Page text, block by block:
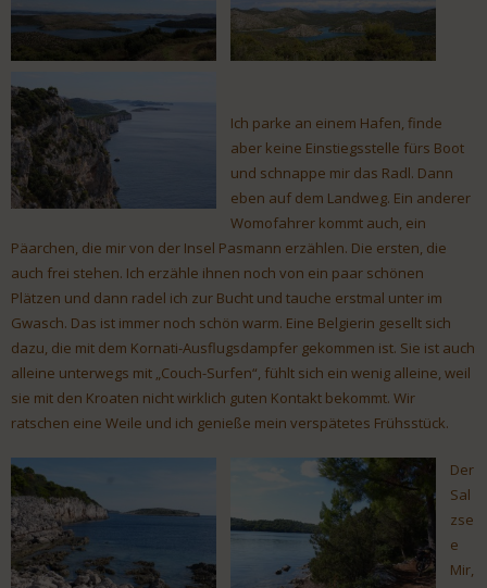
Ich parke an einem Hafen, finde
aber keine Einstiegsstelle fürs Boot
und schnappe mir das Radl. Dann
eben auf dem Landweg. Ein anderer
Womofahrer kommt auch, ein
Päarchen, die mir von der Insel Pasmann erzählen. Die ersten, die
auch frei stehen. Ich erzähle ihnen noch von ein paar schönen
Plätzen und dann radel ich zur Bucht und tauche erstmal unter im
Gwasch. Das ist immer noch schön warm. Eine Belgierin gesellt sich
dazu, die mit dem Kornati-Ausflugsdampfer gekommen ist. Sie ist auch
alleine unterwegs mit „Couch-Surfen“, fühlt sich ein wenig alleine, weil
sie mit den Kroaten nicht wirklich guten Kontakt bekommt. Wir
ratschen eine Weile und ich genieße mein verspätetes Frühsstück.
Der
Sal
zse
e
Mir,